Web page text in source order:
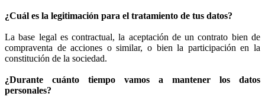
¿Cuál es la legitimación para el tratamiento de tus datos?
La base legal es contractual, la aceptación de un contrato bien de
compraventa de acciones o similar, o bien la participación en la
constitución de la sociedad.
¿Durante cuánto tiempo vamos a mantener los datos
personales?